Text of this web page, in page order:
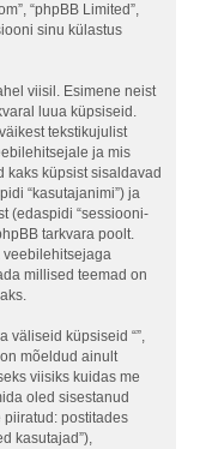
“phpBB Limited”,
sinu külastus
viisil. Esimene neist
luua küpsiseid.
tekstikujulist
ja mis
kaks küpsist sisaldavad
“kasutajanimi”) ja
(edaspidi “sessiooni-
tarkvara poolt.
veebilehitsejaga
millised teemad on
väliseid küpsiseid “”,
mõeldud ainult
viisiks kuidas me
oled sisestanud
postitades
kasutajad”),